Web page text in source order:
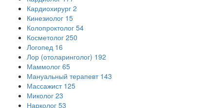
Кардиохирург 2
Кинезиолог 15
Колопроктолог 54
Косметолог 250
Логопед 16
Лор (отоларинголог) 192
Маммолог 65
Мануальный терапевт 143
Массажист 125
Миколог 23
Нарколог 53